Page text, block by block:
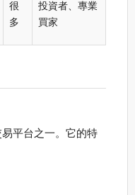
很
多
投資者、專業
買家
平台之一。它的特